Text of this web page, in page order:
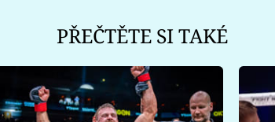
PŘEČTĚTE SI TAKÉ